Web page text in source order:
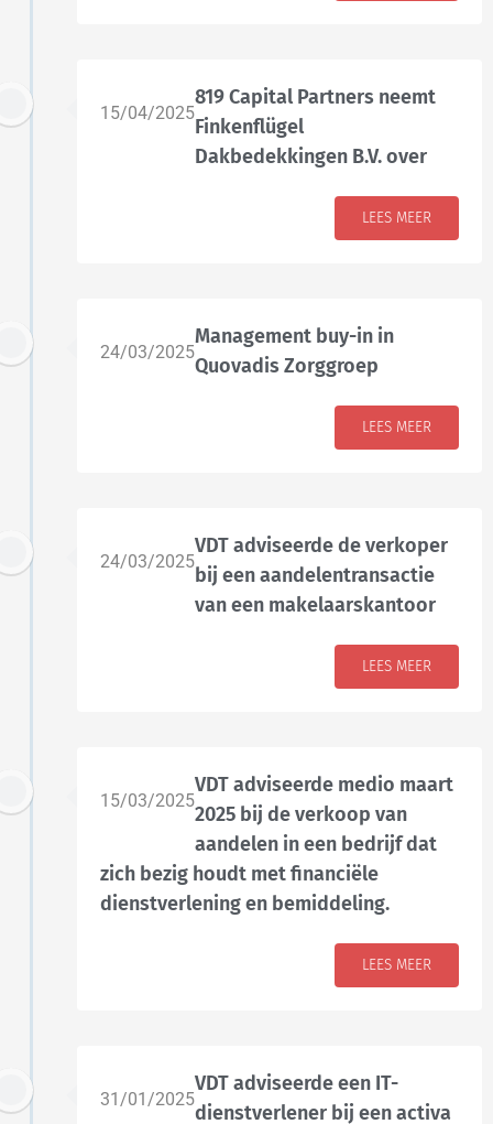
15/04/2025
819 Capital Partners neemt
Finkenflügel
Dakbedekkingen B.V. over
LEES MEER
24/03/2025
Management buy-in in
Quovadis Zorggroep
LEES MEER
24/03/2025
VDT adviseerde de verkoper
bij een aandelentransactie
van een makelaarskantoor
LEES MEER
15/03/2025
VDT adviseerde medio maart
2025 bij de verkoop van
aandelen in een bedrijf dat
zich bezig houdt met financiële
dienstverlening en bemiddeling.
LEES MEER
31/01/2025
VDT adviseerde een IT-
dienstverlener bij een activa